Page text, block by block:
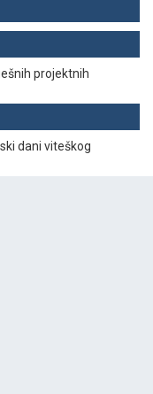
projektnih
dani viteškog